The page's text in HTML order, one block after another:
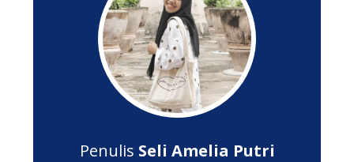
Penulis Seli Amelia Putri